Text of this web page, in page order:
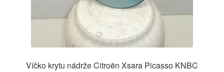
Víčko krytu nádrže Citroën Xsara Picasso KNBC